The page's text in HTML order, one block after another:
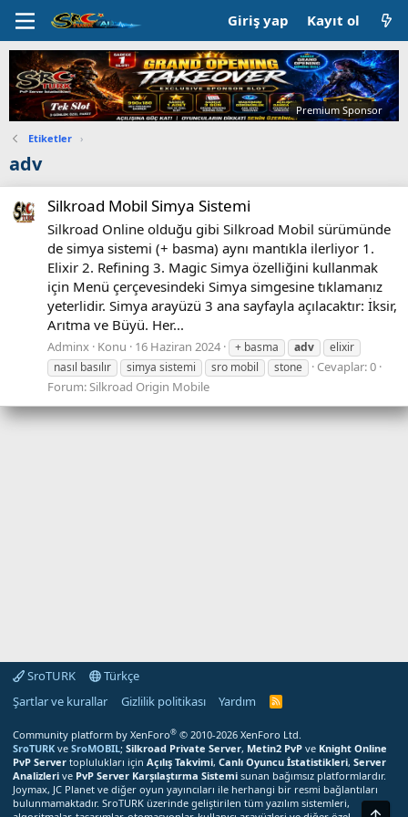
Giriş yap Kayıt ol
Premium Sponsor
Etiketler ›
adv
Silkroad Mobil Simya Sistemi
Silkroad Online olduğu gibi Silkroad Mobil sürümünde
de simya sistemi (+ basma) aynı mantıkla ilerliyor 1.
Elixir 2. Refining 3. Magic Simya özelliğini kullanmak
için Menü çerçevesindeki Simya simgesine tıklamanız
yeterlidir. Simya arayüzü 3 ana sayfayla açılacaktır: İksir,
Arıtma ve Büyü. Her...
Adminx Konu 16 Haziran 2024 + basma adv
elixir
nasıl basılır
simya sistemi sro mobil stone
Cevaplar: 0
Forum:Silkroad Origin Mobile
SroTURK
Türkçe
Şartlar ve kurallar
Gizlilik politikası Yardım
S
T
U
R
K
R
S
Community platform by XenForo® © 2010-2026 XenForo Ltd.
SroTURK ve SroMOBIL; Silkroad Private Server, Metin2 PvP ve Knight Online
PvP Server toplulukları için Açılış Takvimi, Canlı Oyuncu İstatistikleri, Server
Analizleri ve PvP Server Karşılaştırma Sistemi sunan bağımsız platformlardır.
Joymax, JC Planet ve diğer oyun yayıncıları ile herhangi bir resmi bağlantıları
bulunmamaktadır. SroTURK üzerinde geliştirilen tüm yazılım sistemleri,